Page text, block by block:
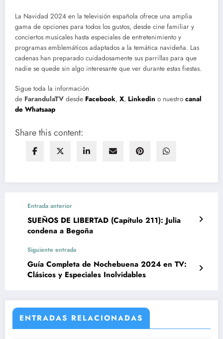
La Navidad 2024 en la televisión española ofrece una amplia
gama de opciones para todos los gustos, desde cine familiar y
conciertos musicales hasta especiales de entretenimiento y
programas emblemáticos adaptados a la temática navideña. Las
cadenas han preparado cuidadosamente sus parrillas para que
nadie se quede sin algo interesante que ver durante estas fiestas.
Sigue toda la información
de FarandulaTV desde Facebook, X, Linkedin o nuestro canal
de Whatsaap
Share this content:
Entrada anterior
SUEÑOS DE LIBERTAD (Capítulo 211): Julia
condena a Begoña
Siguiente entrada
Guía Completa de Nochebuena 2024 en TV:
Clásicos y Especiales Inolvidables
ENTRADAS RELACIONADAS